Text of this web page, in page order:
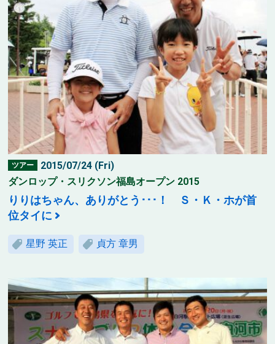
ツアー
2015/07/24 (Fri)
ダンロップ・スリクソン福島オープン 2015
りりはちゃん、ありがとう･･･！ Ｓ・Ｋ・ホが首
位タイに
星野 英正 貞方 章男